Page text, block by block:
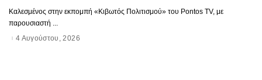
Καλεσμένος στην εκπομπή «Κιβωτός Πολιτισμού» του Pontos TV, με
παρουσιαστή ...
4 Αυγούστου, 2026